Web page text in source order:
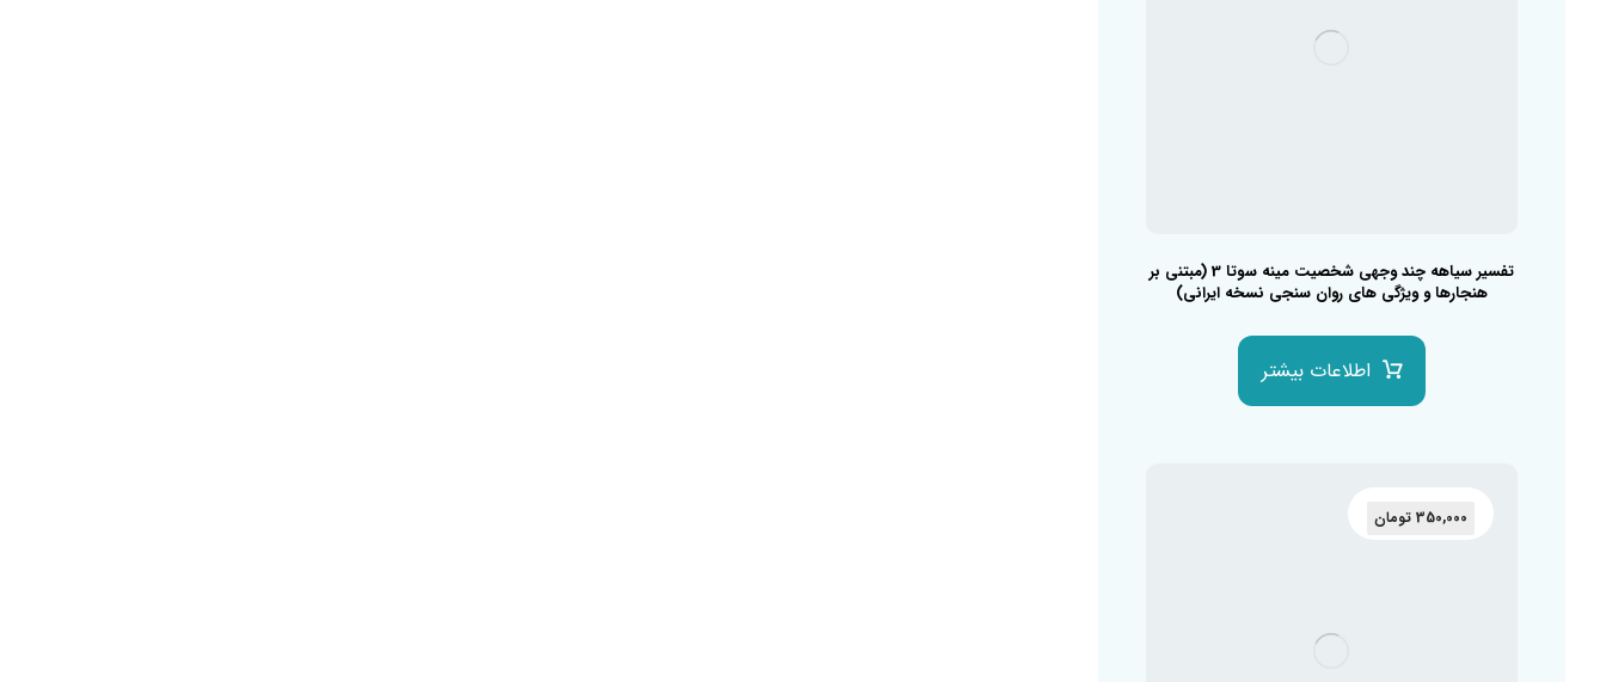
تفسیر سیاهه چند وجهی شخصیت مینه سوتا 3 (مبتنی بر
هنجارها و ویژگی های روان سنجی نسخه ایرانی)
اطلاعات بیشتر
350,000 تومان